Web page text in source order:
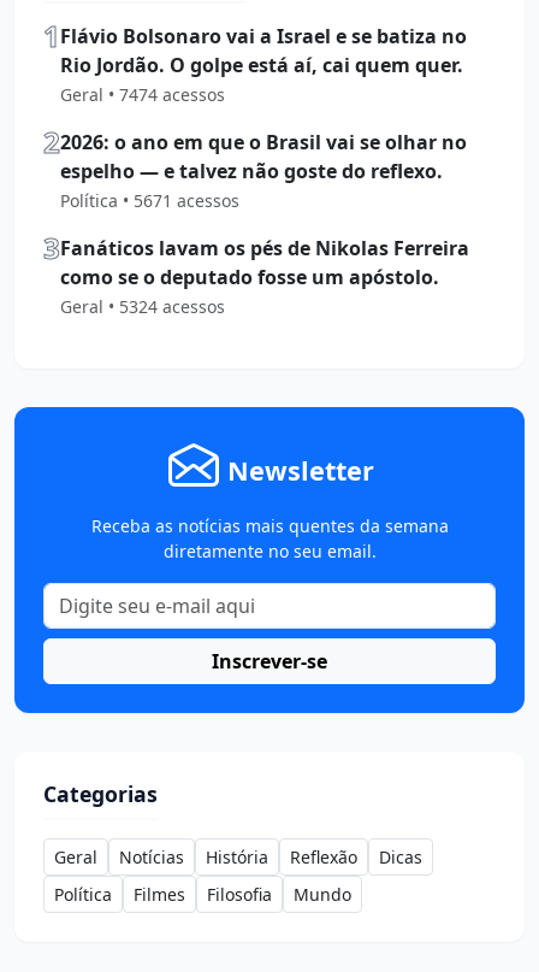
1Flávio Bolsonaro vai a Israel e se batiza no
Rio Jordão. O golpe está aí, cai quem quer.
Geral • 7474 acessos
22026: o ano em que o Brasil vai se olhar no
espelho — e talvez não goste do reflexo.
Política • 5671 acessos
3Fanáticos lavam os pés de Nikolas Ferreira
como se o deputado fosse um apóstolo.
Geral • 5324 acessos
Newsletter
Receba as notícias mais quentes da semana
diretamente no seu email.
Inscrever-se
Categorias
Geral Notícias História Reflexão
Dicas
Política
Filmes Filosofia Mundo